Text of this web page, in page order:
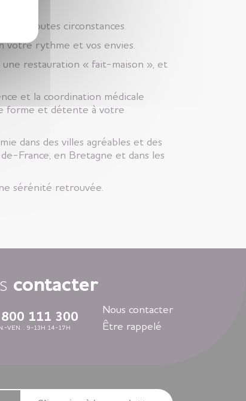
en toutes circonstances.
votre rythme et vos envies.
une restauration « fait-maison », et
et la coordination médicale
forme et détente à votre
dans des villes agréables et des
France, en Bretagne et dans les
sérénité retrouvée.
contacter
111 300
VEN. : 9-13H 14-17H
Nous contacter
Être rappelé